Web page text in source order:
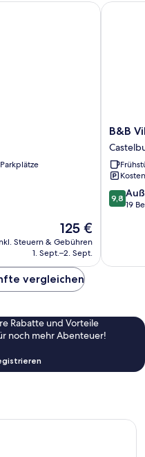
Der
Preis
beträgt
125 €
Steuern & Gebühren
1. Sept.–2. Sept.
B&B
Villa
Letizia
B&B
9.8
von
9,8
19
B&B
vergleichen
Rabatte und Vorteile
noch mehr Abenteuer!